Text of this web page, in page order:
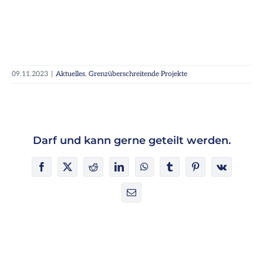
09.11.2023 Aktuelles, Grenzüberschreitende Projekte
Darf und kann gerne geteilt werden.
Facebook
X RedditLinkedInWhatsAppTumblrPinterest
Vk
E-